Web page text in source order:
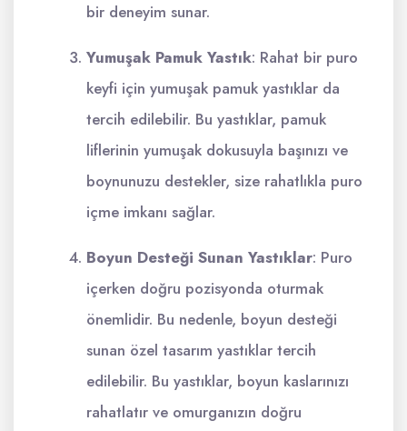
bir deneyim sunar.
Yumuşak Pamuk Yastık: Rahat bir puro
keyfi için yumuşak pamuk yastıklar da
tercih edilebilir. Bu yastıklar, pamuk
liflerinin yumuşak dokusuyla başınızı ve
boynunuzu destekler, size rahatlıkla puro
içme imkanı sağlar.
Boyun Desteği Sunan Yastıklar: Puro
içerken doğru pozisyonda oturmak
önemlidir. Bu nedenle, boyun desteği
sunan özel tasarım yastıklar tercih
edilebilir. Bu yastıklar, boyun kaslarınızı
rahatlatır ve omurganızın doğru